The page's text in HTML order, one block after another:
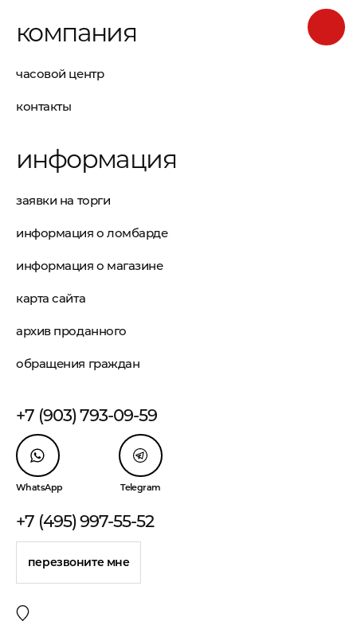
компания
часовой центр
контакты
информация
заявки на торги
информация о ломбарде
информация о магазине
карта сайта
архив проданного
обращения граждан
+7 (903) 793-09-59
WhatsApp Telegram
+7 (495) 997-55-52
перезвоните мне